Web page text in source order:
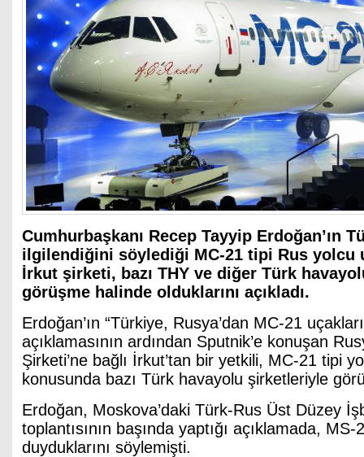
Cumhurbaşkanı Recep Tayyip Erdoğan’ın
ilgilendiğini söylediği MC-21 tipi Rus yolcu
İrkut şirketi, bazı THY ve diğer Türk
görüşme halinde olduklarını açıkladı.
Erdoğan’ın “Türkiye, Rusya’dan MC-21
açıklamasının ardından Sputnik’e konuşan
Şirketi’ne bağlı İrkut’tan bir yetkili, MC-21 tipi
konusunda bazı Türk havayolu şirketleriyle
Erdoğan, Moskova’daki Türk-Rus Üst Düzey
toplantısının başında yaptığı açıklamada,
duyduklarını söylemişti.